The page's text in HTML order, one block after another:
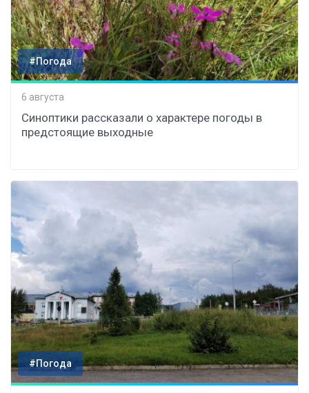
#Погода
6 августа
Синоптики рассказали о характере погоды в
предстоящие выходные
#Погода